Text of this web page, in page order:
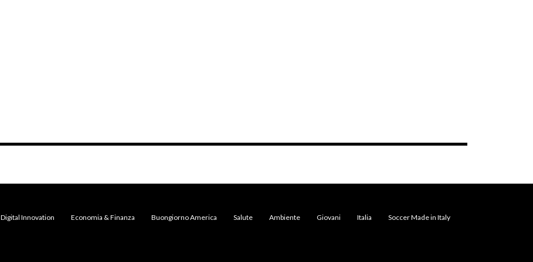
Digital Innovation Economia & Finanza Buongiorno America Salute Ambiente Giovani Italia Soccer Made in Italy